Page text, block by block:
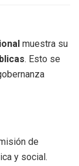
muestra su
. Esto se
de
y social.